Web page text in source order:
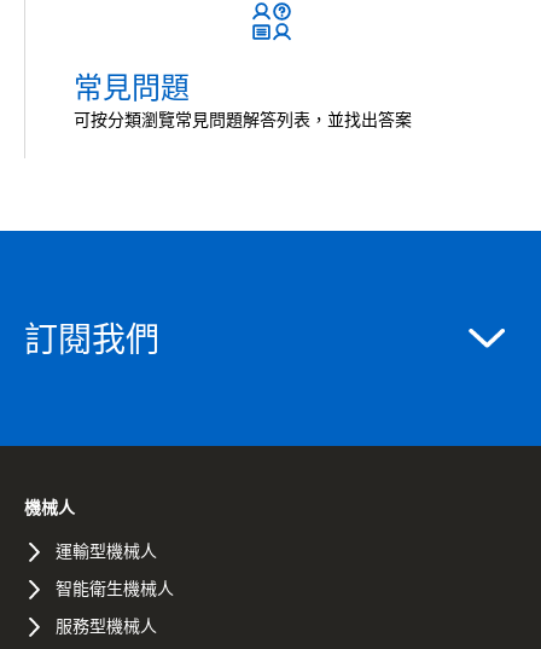
常見問題
可按分類瀏覽常見問題解答列表，並找出答案
訂閱我們
機械人
運輸型機械人
智能衛生機械人
服務型機械人